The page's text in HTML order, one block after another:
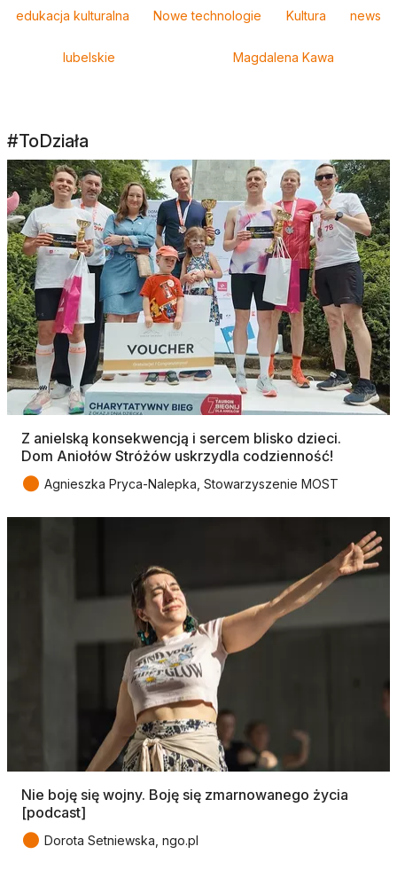
edukacja kulturalna Nowe technologie Kultura news
lubelskie Magdalena Kawa
#ToDziała
Z anielską konsekwencją i sercem blisko dzieci.
Dom Aniołów Stróżów uskrzydla codzienność!
● Agnieszka Pryca-Nalepka, Stowarzyszenie MOST
Nie boję się wojny. Boję się zmarnowanego życia
[podcast]
● Dorota Setniewska, ngo.pl